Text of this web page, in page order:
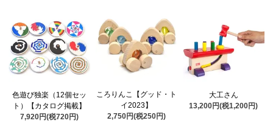
色遊び独楽（12個セッ
ト）【カタログ掲載】
7,920円(税720円)
ころりんこ【グッド・ト
イ2023】
2,750円(税250円)
大工さん
13,200円(税1,200円)